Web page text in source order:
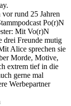
.
rund 25 Jahren
Po(r)N
Mit Vo(r)N
drei Freunde mutig
Alice sprechen sie
Morde, Motive,
extrem tief in die
gerne mal
Werbepartner